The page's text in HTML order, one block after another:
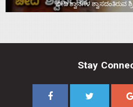
ಬೀದಿ ಶ್ವಾನಗಳ ಶ್ವಾಸದಂತಿರುವ
Stay